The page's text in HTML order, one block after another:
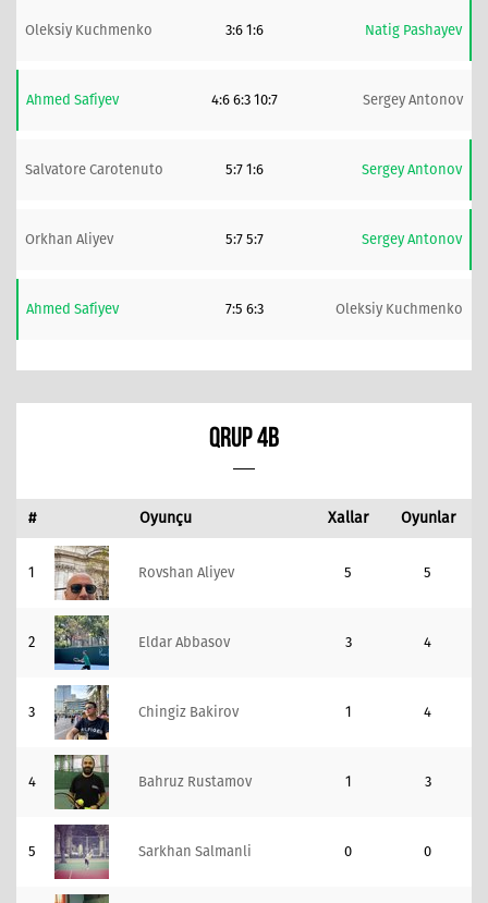
Oleksiy Kuchmenko 3:6 1:6 Natig Pashayev
Ahmed Safiyev 4:6 6:3 10:7 Sergey Antonov
Salvatore Carotenuto 5:7 1:6 Sergey Antonov
Orkhan Aliyev 5:7 5:7 Sergey Antonov
Ahmed Safiyev 7:5 6:3 Oleksiy Kuchmenko
QRUP 4B
# Oyunçu Xallar Oyunlar
1 Rovshan Aliyev 5 5
2 Eldar Abbasov 3 4
3 Chingiz Bakirov 1 4
4 Bahruz Rustamov 1 3
5 Sarkhan Salmanli 0 0